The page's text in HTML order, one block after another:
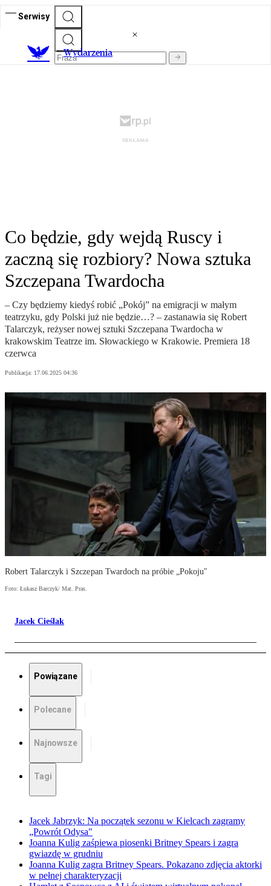
Serwisy
Wydarzenia
Co będzie, gdy wejdą Ruscy i
zaczną się rozbiory? Nowa sztuka
Szczepana Twardocha
– Czy będziemy kiedyś robić „Pokój” na emigracji w małym
teatrzyku, gdy Polski już nie będzie…? – zastanawia się Robert
Talarczyk, reżyser nowej sztuki Szczepana Twardocha w
krakowskim Teatrze im. Słowackiego w Krakowie. Premiera 18
czerwca
Publikacja: 17.06.2025 04:36
Robert Talarczyk i Szczepan Twardoch na próbie „Pokoju"
Foto: Łukasz Barczyk/ Mat. Pras.
Jacek Cieślak
Powiązane
Polecane
Najnowsze
Tagi
Jacek Jabrzyk: Na początek sezonu w Kielcach zagramy
„Powrót Odysa"
Joanna Kulig zaśpiewa piosenki Britney Spears i zagra
gwiazdę w grudniu
Joanna Kulig zagra Britney Spears. Pokazano zdjęcia aktorki
w pełnej charakteryzacji